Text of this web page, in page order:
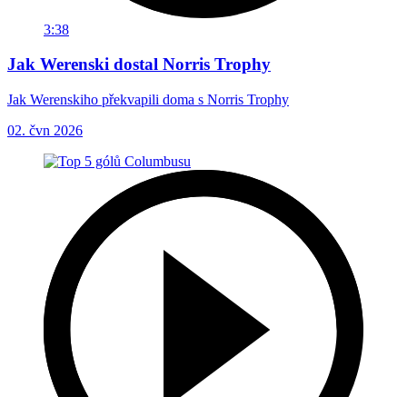
3:38
Jak Werenski dostal Norris Trophy
Jak Werenskiho překvapili doma s Norris Trophy
02. čvn 2026